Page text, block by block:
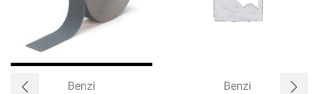
Benzi Benzi